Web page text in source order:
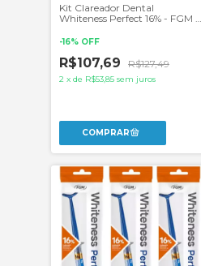
Kit Clareador Dental
Whiteness Perfect 16% - FGM +
-16% OFF
R$107,69 R$127,49
2 x de R$53,85 sem juros